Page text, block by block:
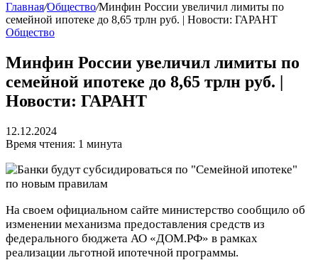
Главная/Общество/Минфин России увеличил лимиты по
семейной ипотеке до 8,65 трлн руб. | Новости: ГАРАНТ
Общество
Минфин России увеличил лимиты по
семейной ипотеке до 8,65 трлн руб. |
Новости: ГАРАНТ
12.12.2024
Время чтения: 1 минута
На своем официальном сайте министерство сообщило об
изменении механизма предоставления средств из
федерального бюджета АО «ДОМ.РФ» в рамках
реализации льготной ипотечной программы.